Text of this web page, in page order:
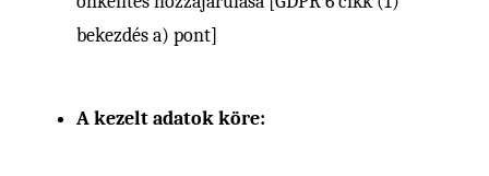
bekezdés a) pont]
A kezelt adatok köre: